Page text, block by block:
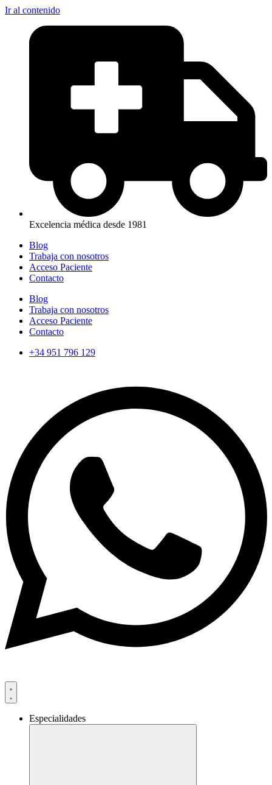
Ir al contenido
Excelencia médica desde 1981
Blog
Trabaja con nosotros
Acceso Paciente
Contacto
Blog
Trabaja con nosotros
Acceso Paciente
Contacto
+34 951 796 129
Especialidades